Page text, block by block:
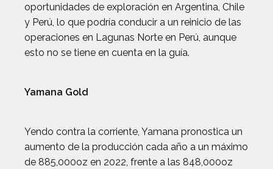
oportunidades de exploración en Argentina, Chile
y Perú, lo que podría conducir a un reinicio de las
operaciones en Lagunas Norte en Perú, aunque
esto no se tiene en cuenta en la guía.
Yamana Gold
Yendo contra la corriente, Yamana pronostica un
aumento de la producción cada año a un máximo
de 885,000oz en 2022, frente a las 848,000oz